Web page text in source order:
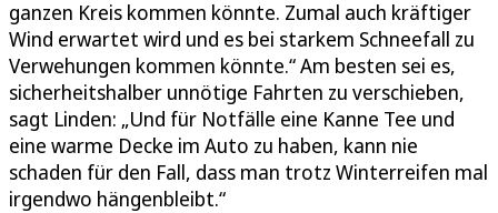
ganzen Kreis kommen könnte. Zumal auch kräftiger
Wind erwartet wird und es bei starkem Schneefall zu
Verwehungen kommen könnte.“ Am besten sei es,
sicherheitshalber unnötige Fahrten zu verschieben,
sagt Linden: „Und für Notfälle eine Kanne Tee und
eine warme Decke im Auto zu haben, kann nie
schaden für den Fall, dass man trotz Winterreifen mal
irgendwo hängenbleibt.“